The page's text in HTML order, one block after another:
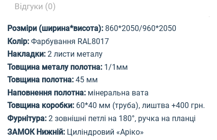
Відгуки (0)
Розміри (ширина*висота): 860*2050/960*2050
Колір: Фарбування RAL8017
Накладки: 2 листи металу
Товщина металу полотна: 1/1мм
Товщина полотна: 45 мм
Наповнення полотна: мінеральна вата
Товщина коробки: 60*40 мм (труба), лиштва +400 грн.
Фурнітура: 2 зовнішні петлі на 180°, ручка на планці
ЗАМОК Нижній: Циліндровий «Аріко»